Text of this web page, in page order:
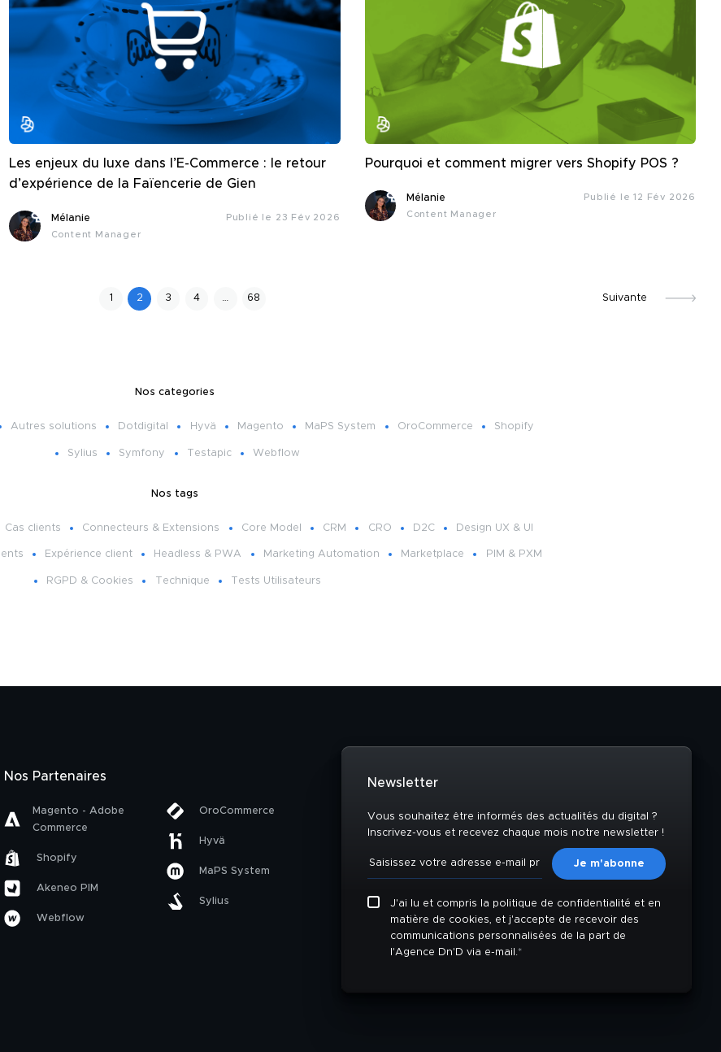
Les enjeux du luxe dans l’E-Commerce : le retour
d’expérience de la Faïencerie de Gien
Mélanie
Content Manager
Publié le 23 Fév 2026
Pourquoi et comment migrer vers Shopify POS ?
Mélanie
Content Manager
Publié le 12 Fév 2026
1 2 3 4 … 68 Suivante
Nos categories
Autres solutions Dotdigital Hyvä Magento MaPS System OroCommerce Shopify
Sylius Symfony Testapic Webflow
Nos tags
Cas clients Connecteurs & Extensions Core Model CRM CRO D2C Design UX & UI
Expérience client Headless & PWA Marketing Automation Marketplace PIM & PXM
RGPD & Cookies Technique Tests Utilisateurs
Nos Partenaires
Magento - Adobe
Commerce
Shopify
Akeneo PIM
Webflow
OroCommerce
Hyvä
MaPS System
Sylius
Newsletter
Vous souhaitez être informés des actualités du digital ?
Inscrivez-vous et recevez chaque mois notre newsletter !
J'ai lu et compris la politique de confidentialité et en
matière de cookies, et j'accepte de recevoir des
communications personnalisées de la part de
l'Agence Dn'D via e-mail.*